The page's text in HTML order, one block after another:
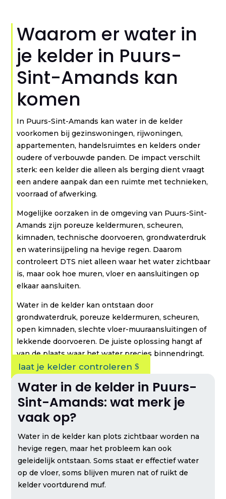
Waarom er water in
je kelder in Puurs-
Sint-Amands kan
komen
In Puurs-Sint-Amands kan water in de kelder
voorkomen bij gezinswoningen, rijwoningen,
appartementen, handelsruimtes en kelders onder
oudere of verbouwde panden. De impact verschilt
sterk: een kelder die alleen als berging dient vraagt
een andere aanpak dan een ruimte met technieken,
voorraad of afwerking.
Mogelijke oorzaken in de omgeving van Puurs-Sint-
Amands zijn poreuze keldermuren, scheuren,
kimnaden, technische doorvoeren, grondwaterdruk
en waterinsijpeling na hevige regen. Daarom
controleert DTS niet alleen waar het water zichtbaar
is, maar ook hoe muren, vloer en aansluitingen op
elkaar aansluiten.
Water in de kelder kan ontstaan door
grondwaterdruk, poreuze keldermuren, scheuren,
open kimnaden, slechte vloer-muuraansluitingen of
lekkende doorvoeren. De juiste oplossing hangt af
van de plaats waar het water precies binnendringt.
laat je kelder controleren
Water in de kelder in Puurs-
Sint-Amands: wat merk je
vaak op?
Water in de kelder kan plots zichtbaar worden na
hevige regen, maar het probleem kan ook
geleidelijk ontstaan. Soms staat er effectief water
op de vloer, soms blijven muren nat of ruikt de
kelder voortdurend muf.